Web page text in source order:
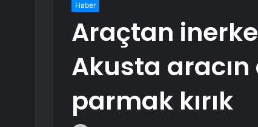
Haber
Araçtan
Akusta aracın
parmak kırık